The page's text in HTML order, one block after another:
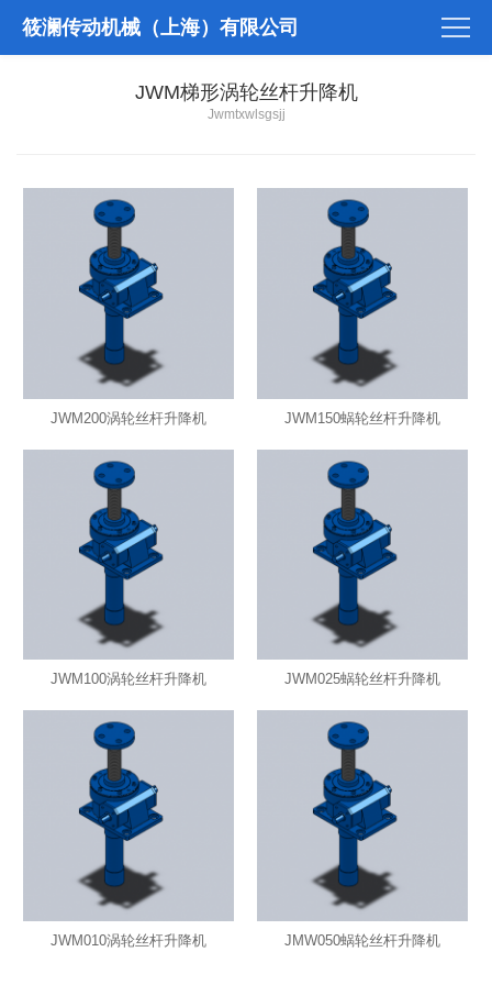
筱澜传动机械（上海）有限公司
JWM梯形涡轮丝杆升降机
Jwmtxwlsgsjj
JWM200涡轮丝杆升降机 JWM150蜗轮丝杆升降机
JWM100涡轮丝杆升降机 JWM025蜗轮丝杆升降机
JWM010涡轮丝杆升降机 JMW050蜗轮丝杆升降机